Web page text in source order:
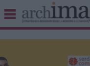
BIBLIOTHÈQUE ÉDITION